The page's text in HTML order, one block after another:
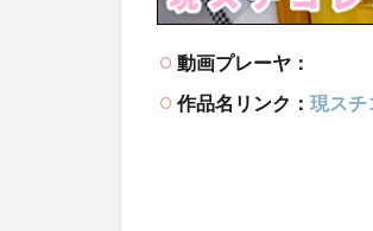
動画プレーヤ：
作品名リンク： 現スチ